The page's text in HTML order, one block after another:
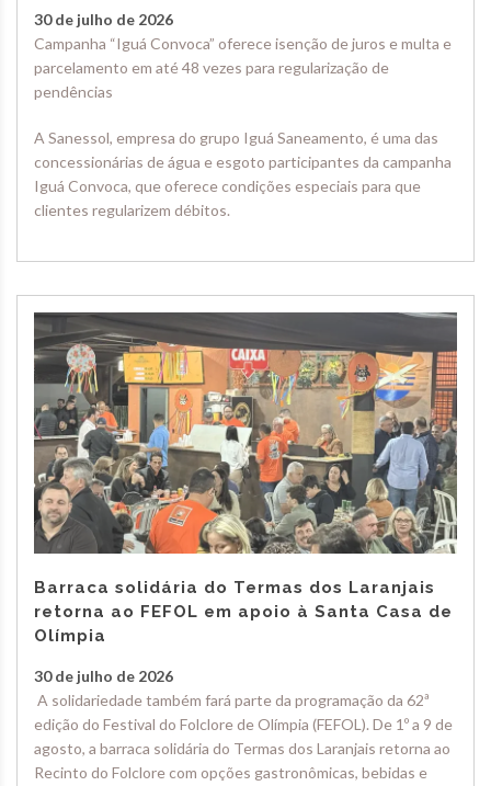
30 de julho de 2026
Campanha “Iguá Convoca” oferece isenção de juros e multa e
parcelamento em até 48 vezes para regularização de
pendências
A Sanessol, empresa do grupo Iguá Saneamento, é uma das
concessionárias de água e esgoto participantes da campanha
Iguá Convoca, que oferece condições especiais para que
clientes regularizem débitos.
Barraca solidária do Termas dos Laranjais
retorna ao FEFOL em apoio à Santa Casa de
Olímpia
30 de julho de 2026
A solidariedade também fará parte da programação da 62ª
edição do Festival do Folclore de Olímpia (FEFOL). De 1º a 9 de
agosto, a barraca solidária do Termas dos Laranjais retorna ao
Recinto do Folclore com opções gastronômicas, bebidas e